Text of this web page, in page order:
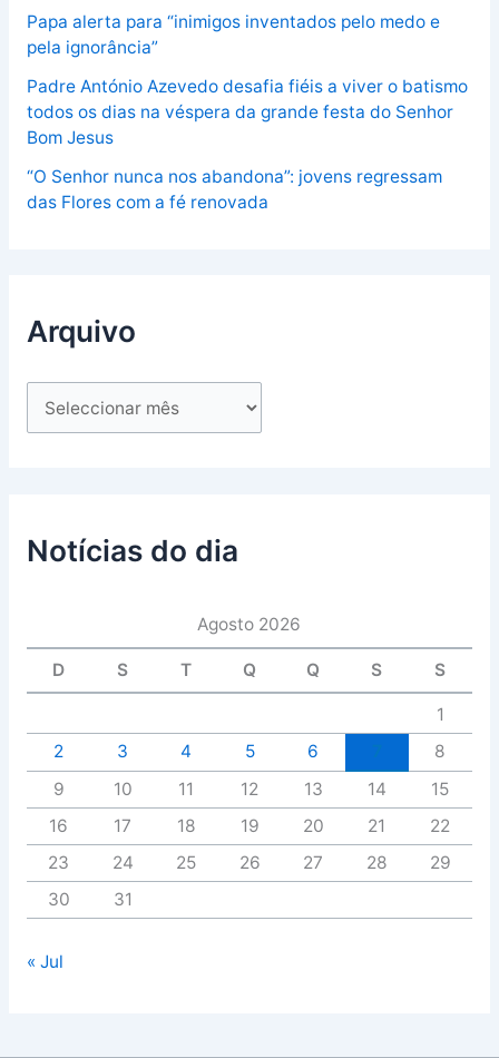
Papa alerta para “inimigos inventados pelo medo e
pela ignorância”
Padre António Azevedo desafia fiéis a viver o batismo
todos os dias na véspera da grande festa do Senhor
Bom Jesus
“O Senhor nunca nos abandona”: jovens regressam
das Flores com a fé renovada
Arquivo
Notícias do dia
Agosto 2026
D S T Q Q S S
1
2
3 4 5 6
8
9
10 11 12 13 14
15
16
17 18 19 20 21
22
23
24 25 26 27 28
29
30
31
« Jul